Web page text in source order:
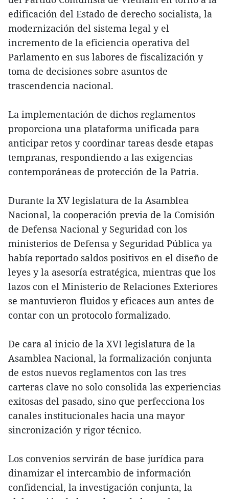
edificación del Estado de derecho socialista, la
modernización del sistema legal y el
incremento de la eficiencia operativa del
Parlamento en sus labores de fiscalización y
toma de decisiones sobre asuntos de
trascendencia nacional.
La implementación de dichos reglamentos
proporciona una plataforma unificada para
anticipar retos y coordinar tareas desde etapas
tempranas, respondiendo a las exigencias
contemporáneas de protección de la Patria.
Durante la XV legislatura de la Asamblea
Nacional, la cooperación previa de la Comisión
de Defensa Nacional y Seguridad con los
ministerios de Defensa y Seguridad Pública ya
había reportado saldos positivos en el diseño de
leyes y la asesoría estratégica, mientras que los
lazos con el Ministerio de Relaciones Exteriores
se mantuvieron fluidos y eficaces aun antes de
contar con un protocolo formalizado.
De cara al inicio de la XVI legislatura de la
Asamblea Nacional, la formalización conjunta
de estos nuevos reglamentos con las tres
carteras clave no solo consolida las experiencias
exitosas del pasado, sino que perfecciona los
canales institucionales hacia una mayor
sincronización y rigor técnico.
Los convenios servirán de base jurídica para
dinamizar el intercambio de información
confidencial, la investigación conjunta, la